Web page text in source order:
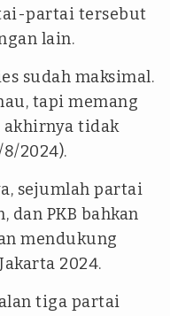
partai tersebut
lain.
sudah maksimal.
tapi memang
akhirnya tidak
2024).
sejumlah partai
dan PKB bahkan
mendukung
2024.
tiga partai